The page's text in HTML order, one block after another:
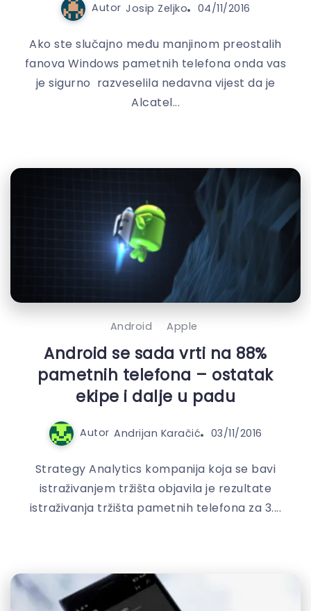
Autor Josip Zeljko 04/11/2016
Ako ste slučajno među manjinom preostalih
fanova Windows pametnih telefona onda vas
je sigurno razveselila nedavna vijest da je
Alcatel...
Android Apple
Android se sada vrti na 88%
pametnih telefona – ostatak
ekipe i dalje u padu
Autor Andrijan Karačić 03/11/2016
Strategy Analytics kompanija koja se bavi
istraživanjem tržišta objavila je rezultate
istraživanja tržišta pametnih telefona za 3....